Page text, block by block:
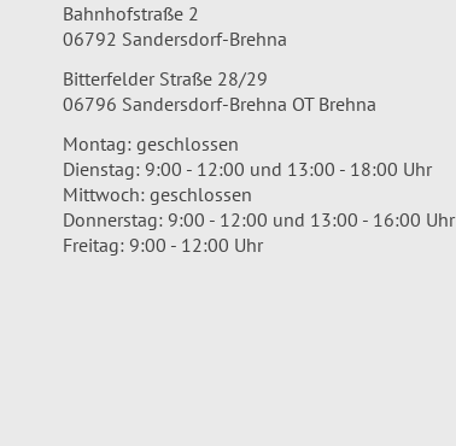
Bahnhofstraße 2
06792 Sandersdorf-Brehna
Bitterfelder Straße 28/29
06796 Sandersdorf-Brehna OT Brehna
Montag: geschlossen
Dienstag: 9:00 - 12:00 und 13:00 - 18:00 Uhr
Mittwoch: geschlossen
Donnerstag: 9:00 - 12:00 und 13:00 - 16:00 Uhr
Freitag: 9:00 - 12:00 Uhr